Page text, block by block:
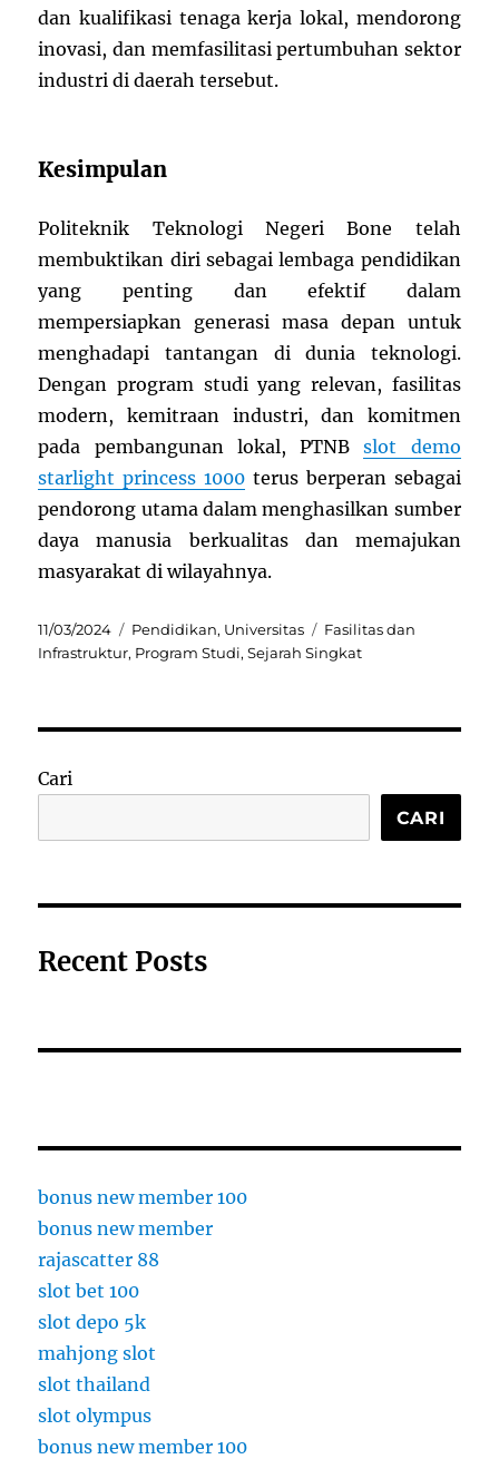
dan kualifikasi tenaga kerja lokal, mendorong
inovasi, dan memfasilitasi pertumbuhan sektor
industri di daerah tersebut.
Kesimpulan
Politeknik Teknologi Negeri Bone telah
membuktikan diri sebagai lembaga pendidikan
yang penting dan efektif dalam
mempersiapkan generasi masa depan untuk
menghadapi tantangan di dunia teknologi.
Dengan program studi yang relevan, fasilitas
modern, kemitraan industri, dan komitmen
pada pembangunan lokal, PTNBslot demo
starlight princess 1000 terus berperan sebagai
pendorong utama dalam menghasilkan sumber
daya manusia berkualitas dan memajukan
masyarakat di wilayahnya.
Posted
on
11/03/2024 Categories
Pendidikan, Universitas Tags
Fasilitas dan
Infrastruktur, Program Studi,Sejarah Singkat
Cari
CARI
Recent Posts
bonus new member 100
bonus new member
rajascatter 88
slot bet 100
slot depo 5k
mahjong slot
slot thailand
slot olympus
bonus new member 100